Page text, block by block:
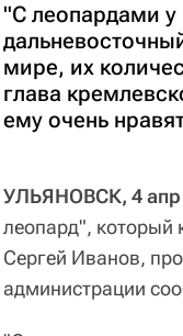
"С леопардами у
мире, их
глава
ему очень
УЛЬЯНОВСК, 4
леопард", который
Сергей Иванов,
администрации